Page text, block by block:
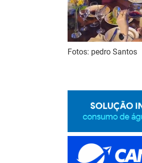
Fotos: pedro Santos